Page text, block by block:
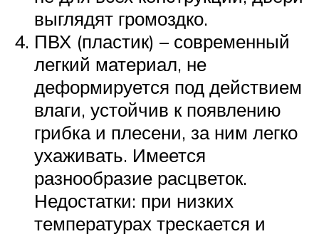
выглядят громоздко.
ПВХ (пластик) – современный
легкий материал, не
деформируется под действием
влаги, устойчив к появлению
грибка и плесени, за ним легко
ухаживать. Имеется
разнообразие расцветок.
Недостатки: при низких
температурах трескается и